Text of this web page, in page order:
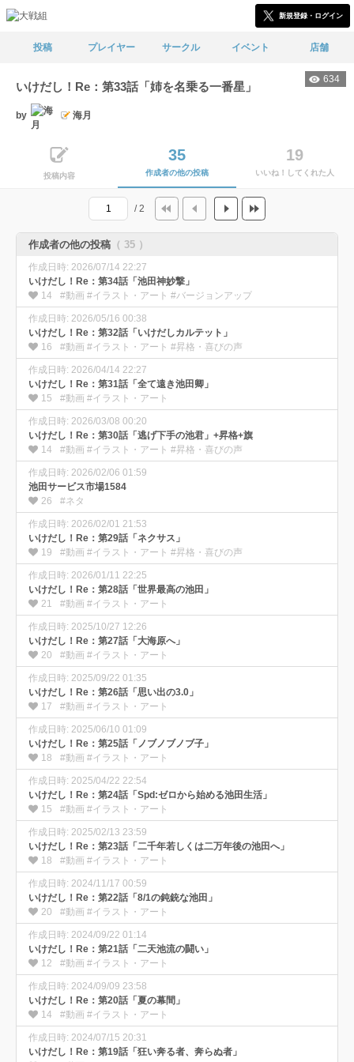
新規登録・ログイン
投稿 プレイヤー サークル イベント 店舗
634
いけだし！Re：第33話「姉を名乗る一番星」
by 海月
投稿内容
35
作成者の他の投稿
19
いいね！してくれた人
/ 2
作成者の他の投稿 （ 35 ）
作成日時: 2026/07/14 22:27
いけだし！Re：第34話「池田神妙撃」
14
#動画 #イラスト・アート #バージョンアップ
作成日時: 2026/05/16 00:38
いけだし！Re：第32話「いけだしカルテット」
16
#動画 #イラスト・アート #昇格・喜びの声
作成日時: 2026/04/14 22:27
いけだし！Re：第31話「全て遠き池田卿」
15
#動画 #イラスト・アート
作成日時: 2026/03/08 00:20
いけだし！Re：第30話「逃げ下手の池君」+昇格+旗
14
#動画 #イラスト・アート #昇格・喜びの声
作成日時: 2026/02/06 01:59
池田サービス市場1584
26
#ネタ
作成日時: 2026/02/01 21:53
いけだし！Re：第29話「ネクサス」
19
#動画 #イラスト・アート #昇格・喜びの声
作成日時: 2026/01/11 22:25
いけだし！Re：第28話「世界最高の池田」
21
#動画 #イラスト・アート
作成日時: 2025/10/27 12:26
いけだし！Re：第27話「大海原へ」
20
#動画 #イラスト・アート
作成日時: 2025/09/22 01:35
いけだし！Re：第26話「思い出の3.0」
17
#動画 #イラスト・アート
作成日時: 2025/06/10 01:09
いけだし！Re：第25話「ノブノブノブ子」
18
#動画 #イラスト・アート
作成日時: 2025/04/22 22:54
いけだし！Re：第24話「Spd:ゼロから始める池田生活」
15
#動画 #イラスト・アート
作成日時: 2025/02/13 23:59
いけだし！Re：第23話「二千年若しくは二万年後の池田へ」
18
#動画 #イラスト・アート
作成日時: 2024/11/17 00:59
いけだし！Re：第22話「8/1の鈍銃な池田」
20
#動画 #イラスト・アート
作成日時: 2024/09/22 01:14
いけだし！Re：第21話「二天池流の闘い」
12
#動画 #イラスト・アート
作成日時: 2024/09/09 23:58
いけだし！Re：第20話「夏の幕間」
14
#動画 #イラスト・アート
作成日時: 2024/07/15 20:31
いけだし！Re：第19話「狂い奔る者、奔らぬ者」